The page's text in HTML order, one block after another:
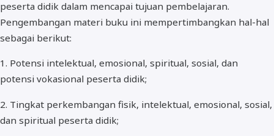
peserta didik dalam mencapai tujuan pembelajaran.
Pengembangan materi buku ini mempertimbangkan hal-hal
sebagai berikut:
1. Potensi intelektual, emosional, spiritual, sosial, dan
potensi vokasional peserta didik;
2. Tingkat perkembangan fisik, intelektual, emosional, sosial,
dan spiritual peserta didik;